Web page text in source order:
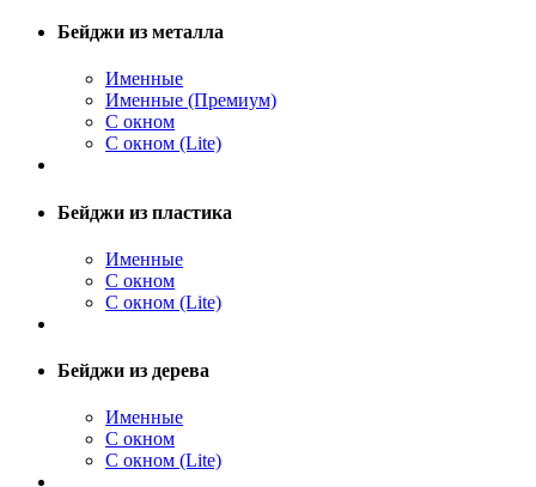
Бейджи из металла
Именные
Именные (Премиум)
С окном
С окном (Lite)
Бейджи из пластика
Именные
С окном
С окном (Lite)
Бейджи из дерева
Именные
С окном
С окном (Lite)